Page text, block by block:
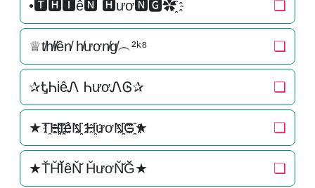
•🆃🅷🅸ê🅽 🅷ươ🅽🅶✿҈ ❏
♕t̸h̸i̸ên̸ h̸ươn̸g̸︵²ᵏ⁸ ❏
✰ᎿᏂiêᏁ ᏂươᏁᎶ✰ ❏
★T҈H҈҈I҈҈êN҈҈ H҈ươN҈҈G҈҈★ ❏
★T̆H̆̆Ĭ̆êN̆̆ H̆ươN̆̆Ğ̆★ ❏